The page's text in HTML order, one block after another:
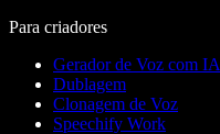
Para criadores
Gerador de Voz com IA
Dublagem
Clonagem de Voz
Speechify Work